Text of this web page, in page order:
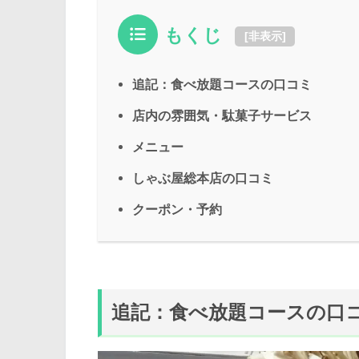
もくじ [非表示]
追記：食べ放題コースの口コミ
店内の雰囲気・駄菓子サービス
メニュー
しゃぶ屋総本店の口コミ
クーポン・予約
追記：食べ放題コースの口